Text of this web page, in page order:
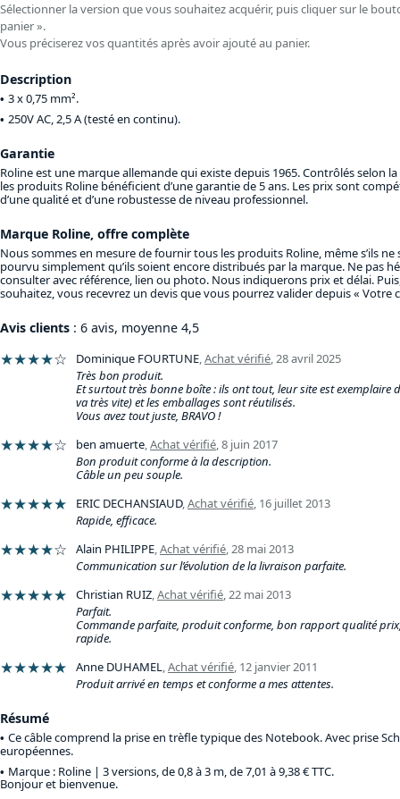
Sélectionner la version que vous souhaitez acquérir, puis cliquer sur le
panier ».
Vous préciserez vos quantités après avoir ajouté au panier.
Description
3 x 0,75 mm².
250V AC, 2,5 A (testé en continu).
Garantie
Roline est une marque allemande qui existe depuis 1965. Contrôlés selon la
les produits Roline bénéficient d’une garantie de 5 ans. Les prix sont
d’une qualité et d’une robustesse de niveau professionnel.
Marque Roline, offre complète
Nous sommes en mesure de fournir tous les produits Roline, même s’ils ne
pourvu simplement qu’ils soient encore distribués par la marque. Ne pas
consulter avec référence, lien ou photo. Nous indiquerons prix et délai.
souhaitez, vous recevrez un devis que vous pourrez valider depuis « Votre
Avis clients : 6 avis, moyenne 4,5
★★★★☆ Dominique FOURTUNE,Achat vérifié,28 avril 2025
Très bon produit.
Et surtout très bonne boîte : ils ont tout, leur site est exemplaire
va très vite) et les emballages sont réutilisés.
Vous avez tout juste, BRAVO !
★★★★☆ ben amuerte,Achat vérifié,8 juin 2017
Bon produit conforme à la description.
Câble un peu souple.
★★★★★ ERIC DECHANSIAUD,Achat vérifié, 16 juillet 2013
Rapide, efficace.
★★★★☆ Alain PHILIPPE,Achat vérifié,28 mai 2013
Communication sur l’évolution de la livraison parfaite.
★★★★★ Christian RUIZ,Achat vérifié,22 mai 2013
Parfait.
Commande parfaite, produit conforme, bon rapport qualité
rapide.
★★★★★ Anne DUHAMEL,Achat vérifié, 12 janvier 2011
Produit arrivé en temps et conforme a mes attentes.
Résumé
Ce câble comprend la prise en trèfle typique des Notebook. Avec prise
européennes.
Marque : Roline | 3 versions, de 0,8 à 3 m, de 7,01 à 9,38 € TTC.
Bonjour et bienvenue.